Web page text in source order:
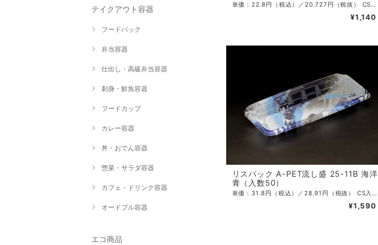
テイクアウト容器
フードパック
弁当容器
仕出し・高級弁当容器
刺身・鮮魚容器
フードカップ
カレー容器
丼・おでん容器
惣菜・サラダ容器
カフェ・ドリンク容器
オードブル容器
エコ商品
¥1,140
リスパック A-PET流し盛 25-11B 海洋
青（入数50）
¥1,590